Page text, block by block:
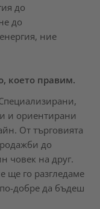
до
до
ние
което правим.
и ориентирани
От търговията
до
човек на друг.
ще го разгледаме
добре да бъдеш